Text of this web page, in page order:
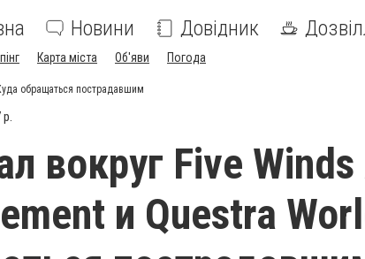
Новини Довідник
Карта міста Об'яви Погода
обращаться пострадавшим
вокруг Five
и Questra